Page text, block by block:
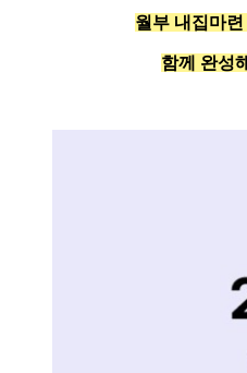
월부 내집마
함께 완성